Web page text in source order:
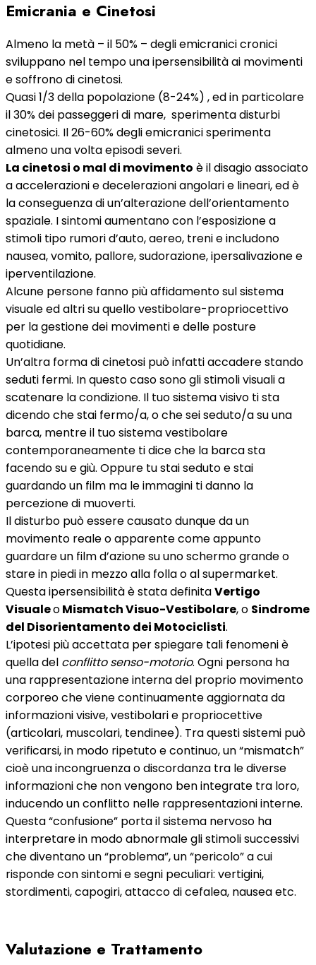
Emicrania e Cinetosi
Almeno la metà – il 50% – degli emicranici cronici
sviluppano nel tempo una ipersensibilità ai movimenti
e soffrono di cinetosi.
Quasi 1/3 della popolazione (8-24%) , ed in particolare
il 30% dei passeggeri di mare, sperimenta disturbi
cinetosici. Il 26-60% degli emicranici sperimenta
almeno una volta episodi severi.
La cinetosi o mal di movimento è il disagio associato
a accelerazioni e decelerazioni angolari e lineari, ed è
la conseguenza di un’alterazione dell’orientamento
spaziale. I sintomi aumentano con l’esposizione a
stimoli tipo rumori d’auto, aereo, treni e includono
nausea, vomito, pallore, sudorazione, ipersalivazione e
iperventilazione.
Alcune persone fanno più affidamento sul sistema
visuale ed altri su quello vestibolare-propriocettivo
per la gestione dei movimenti e delle posture
quotidiane.
Un’altra forma di cinetosi può infatti accadere stando
seduti fermi. In questo caso sono gli stimoli visuali a
scatenare la condizione. Il tuo sistema visivo ti sta
dicendo che stai fermo/a, o che sei seduto/a su una
barca, mentre il tuo sistema vestibolare
contemporaneamente ti dice che la barca sta
facendo su e giù. Oppure tu stai seduto e stai
guardando un film ma le immagini ti danno la
percezione di muoverti.
Il disturbo può essere causato dunque da un
movimento reale o apparente come appunto
guardare un film d’azione su uno schermo grande o
stare in piedi in mezzo alla folla o al supermarket.
Questa ipersensibilità è stata definitaVertigo
VisualeoMismatch Visuo-Vestibolare, o Sindrome
del Disorientamento dei Motociclisti.
L’ipotesi più accettata per spiegare tali fenomeni è
quella del conflitto senso-motorio. Ogni persona ha
una rappresentazione interna del proprio movimento
corporeo che viene continuamente aggiornata da
informazioni visive, vestibolari e propriocettive
(articolari, muscolari, tendinee). Tra questi sistemi può
verificarsi, in modo ripetuto e continuo, un “mismatch”
cioè una incongruenza o discordanza tra le diverse
informazioni che non vengono ben integrate tra loro,
inducendo un conflitto nelle rappresentazioni interne.
Questa “confusione” porta il sistema nervoso ha
interpretare in modo abnormale gli stimoli successivi
che diventano un “problema”, un “pericolo” a cui
risponde con sintomi e segni peculiari: vertigini,
stordimenti, capogiri, attacco di cefalea, nausea etc.
Valutazione e Trattamento